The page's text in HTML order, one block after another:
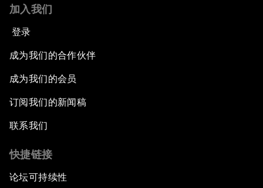
加入我们
登录
成为我们的合作伙伴
成为我们的会员
订阅我们的新闻稿
联系我们
快捷链接
论坛可持续性